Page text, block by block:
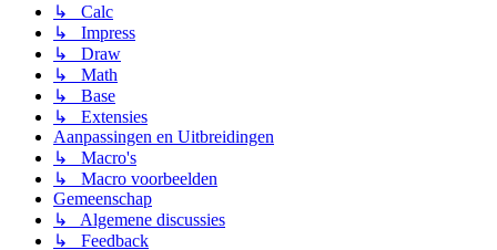
↳ Calc
↳ Impress
↳ Draw
↳ Math
↳ Base
↳ Extensies
Aanpassingen en Uitbreidingen
↳ Macro's
↳ Macro voorbeelden
Gemeenschap
↳ Algemene discussies
↳ Feedback